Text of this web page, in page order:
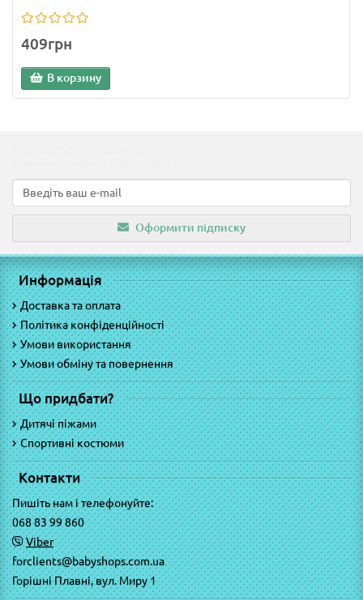
409грн
В корзину
Оформити підписку
Информація
Доставка та оплата
Політика конфіденційності
Умови використання
Умови обміну та повернення
Що придбати?
Дитячі піжами
Спортивні костюми
Контакти
Пишіть нам і телефонуйте:
068 83 99 860
Viber
forclients@babyshops.com.ua
Горішні Плавні, вул. Миру 1